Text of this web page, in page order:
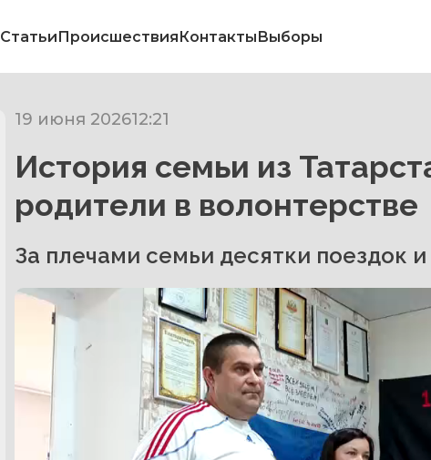
СтатьиПроисшествияКонтактыВыборы
19 июня 202612:21
История семьи из
родители в волонтерстве
За плечами семьи десятки поездок